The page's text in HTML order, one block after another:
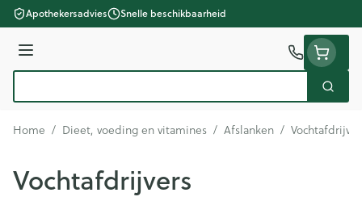
Ga naar de inhoud
Apothekersadvies Snelle beschikbaarheid
Menu
Zoek
Home / Dieet, voeding en vitamines / Afslanken /
Vochtafdrijvers